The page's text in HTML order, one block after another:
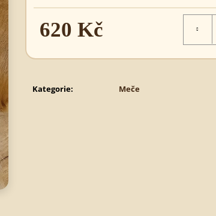
620 Kč
cena:
Kategorie: Meče
495 Kč